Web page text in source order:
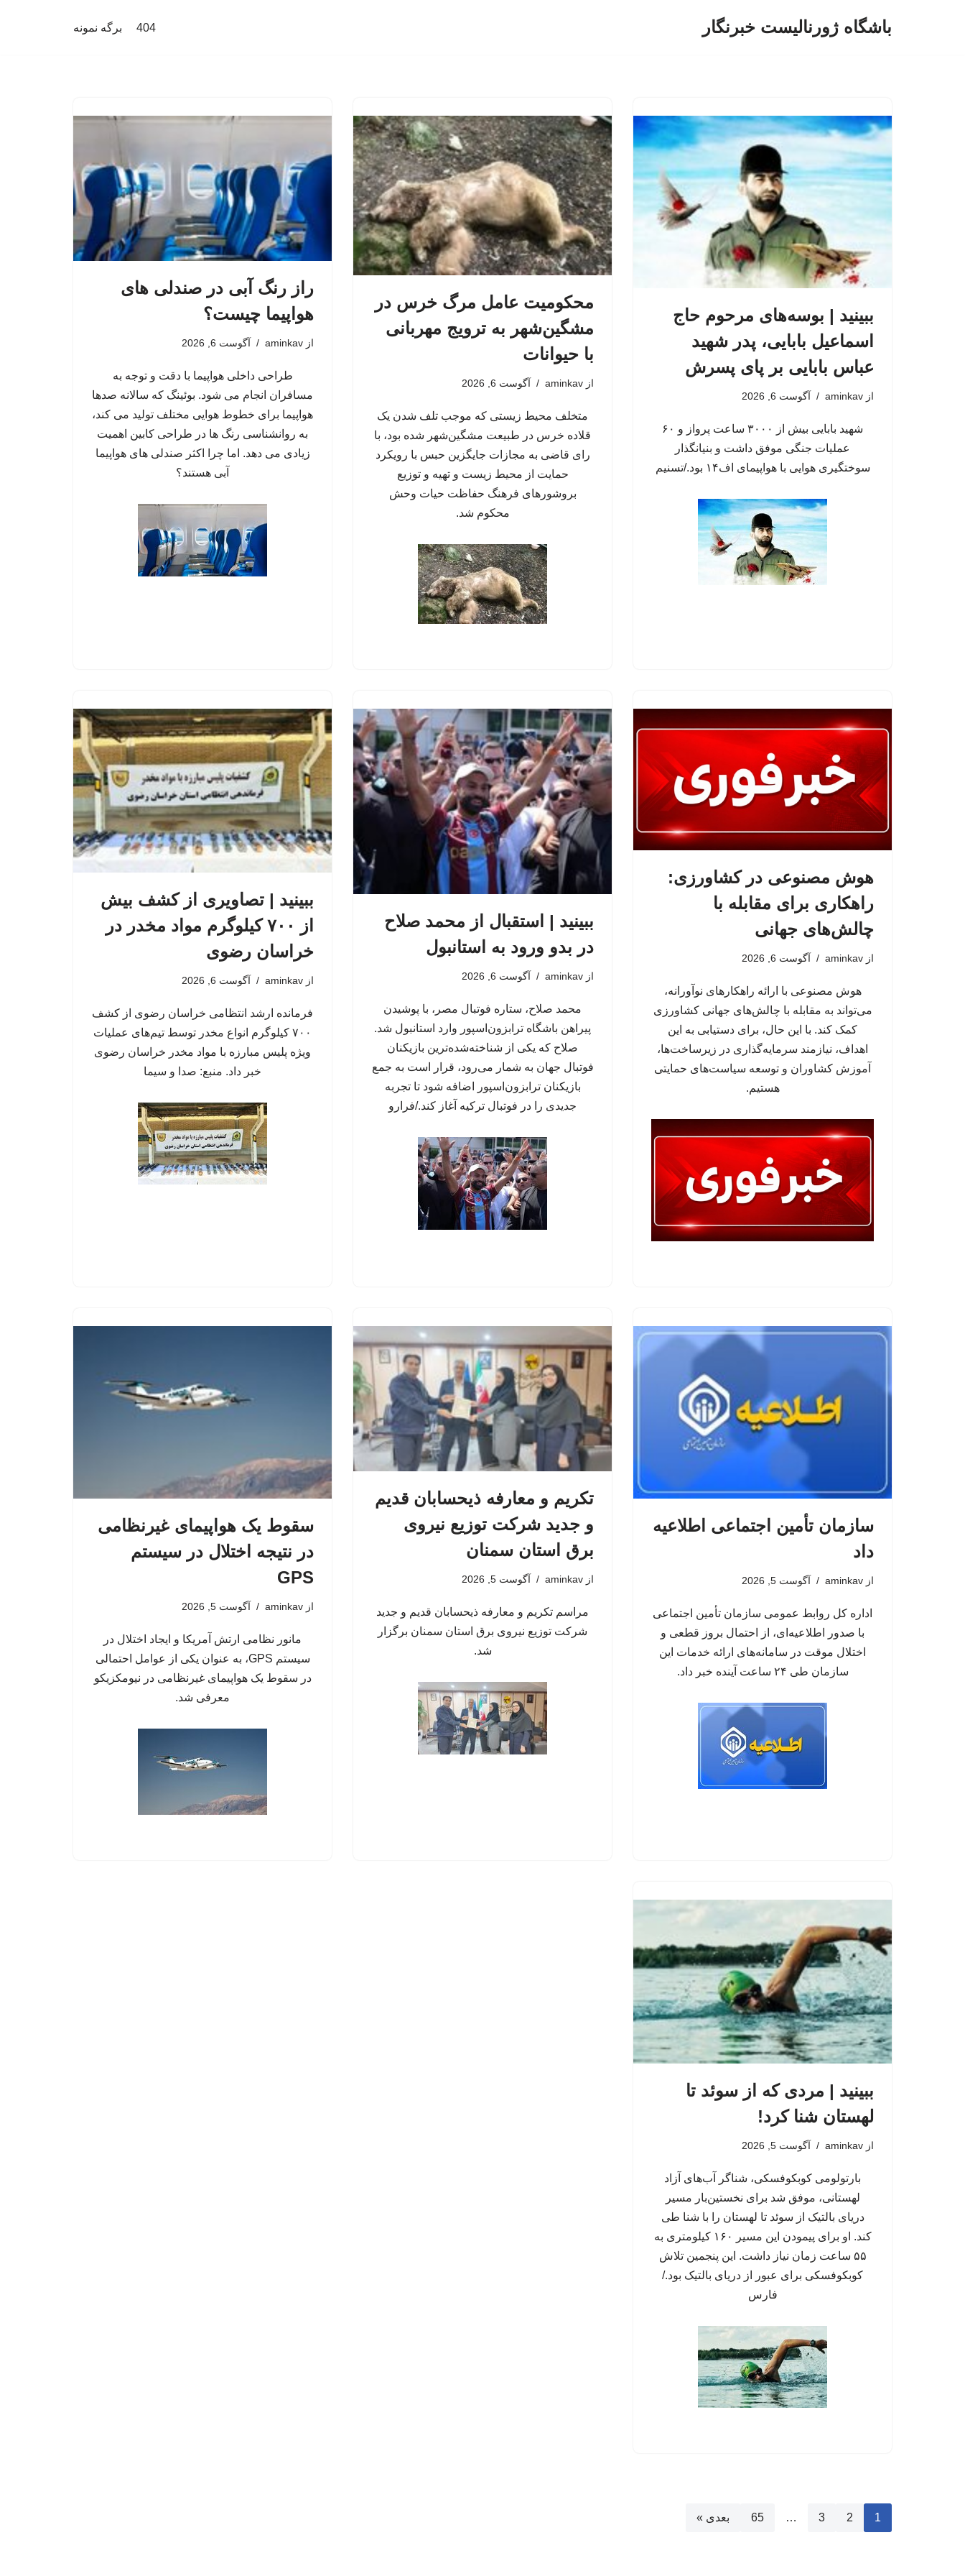
باشگاه ژورنالیست خبرنگار 404 برگه نمونه
ببینید | بوسه‌های مرحوم حاج
اسماعیل بابایی، پدر شهید
عباس بابایی بر پای پسرش
از aminkav آگوست 6, 2026
شهید بابایی بیش از ۳۰۰۰ ساعت پرواز و ۶۰
عملیات جنگی موفق داشت و بنیانگذار
سوختگیری هوایی با هواپیمای اف۱۴ بود./تسنیم
محکومیت عامل مرگ خرس در
مشگین‌شهر به ترویج مهربانی
با حیوانات
از aminkav آگوست 6, 2026
متخلف محیط زیستی که موجب تلف شدن یک
قلاده خرس در طبیعت مشگین‌شهر شده بود، با
رای قاضی به مجازات جایگزین حبس با رویکرد
حمایت از محیط زیست و تهیه و توزیع
بروشورهای فرهنگ حفاظت حیات وحش
محکوم شد.
راز رنگ آبی در صندلی های
هواپیما چیست؟
از aminkav آگوست 6, 2026
طراحی داخلی هواپیما با دقت و توجه به
مسافران انجام می شود. بوئینگ که سالانه صدها
هواپیما برای خطوط هوایی مختلف تولید می کند،
به روانشناسی رنگ ها در طراحی کابین اهمیت
زیادی می دهد. اما چرا اکثر صندلی های هواپیما
آبی هستند؟
هوش مصنوعی در کشاورزی:
راهکاری برای مقابله با
چالش‌های جهانی
از aminkav آگوست 6, 2026
هوش مصنوعی با ارائه راهکارهای نوآورانه،
می‌تواند به مقابله با چالش‌های جهانی کشاورزی
کمک کند. با این حال، برای دستیابی به این
اهداف، نیازمند سرمایه‌گذاری در زیرساخت‌ها،
آموزش کشاوران و توسعه سیاست‌های حمایتی
هستیم.
ببینید | استقبال از محمد صلاح
در بدو ورود به استانبول
از aminkav آگوست 6, 2026
محمد صلاح، ستاره فوتبال مصر، با پوشیدن
پیراهن باشگاه ترابزون‌اسپور وارد استانبول شد.
صلاح که یکی از شناخته‌شده‌ترین بازیکنان
فوتبال جهان به شمار می‌رود، قرار است به جمع
بازیکنان ترابزون‌اسپور اضافه شود تا تجربه
جدیدی را در فوتبال ترکیه آغاز کند./فرارو
ببینید | تصاویری از کشف بیش
از ۷۰۰ کیلوگرم مواد مخدر در
خراسان رضوی
از aminkav آگوست 6, 2026
فرمانده ارشد انتظامی خراسان رضوی از کشف
۷۰۰ کیلوگرم انواع مخدر توسط تیم‌های عملیات
ویژه پلیس مبارزه با مواد مخدر خراسان رضوی
خبر داد. منبع: صدا و سیما
سازمان تأمین اجتماعی اطلاعیه
داد
از aminkav آگوست 5, 2026
اداره کل روابط عمومی سازمان تأمین اجتماعی
با صدور اطلاعیه‌ای، از احتمال بروز قطعی و
اختلال موقت در سامانه‌های ارائه خدمات این
سازمان طی ۲۴ ساعت آینده خبر داد.
تکریم و معارفه ذیحسابان قدیم
و جدید شرکت توزیع نیروی
برق استان سمنان
از aminkav آگوست 5, 2026
مراسم تکریم و معارفه ذیحسابان قدیم و جدید
شرکت توزیع نیروی برق استان سمنان برگزار
شد.
سقوط یک هواپیمای غیرنظامی
در نتیجه اختلال در سیستم‌
GPS
از aminkav آگوست 5, 2026
مانور نظامی ارتش آمریکا و ایجاد اختلال در
سیستم‌ GPS، به عنوان یکی از عوامل احتمالی
در سقوط یک هواپیمای غیرنظامی در نیومکزیکو
معرفی شد.
ببینید | مردی که از سوئد تا
لهستان شنا کرد!
از aminkav آگوست 5, 2026
بارتولومی کوبکوفسکی، شناگر آب‌های آزاد
لهستانی، موفق شد برای نخستین‌بار مسیر
دریای بالتیک از سوئد تا لهستان را با شنا طی
کند. او برای پیمودن این مسیر ۱۶۰ کیلومتری به
۵۵ ساعت زمان نیاز داشت. این پنجمین تلاش
کوبکوفسکی برای عبور از دریای بالتیک بود./
فارس
1
2
3
…
65 بعدی »